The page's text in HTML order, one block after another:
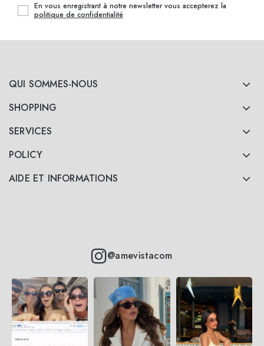
QUI SOMMES-NOUS
SHOPPING
SERVICES
POLICY
AIDE ET INFORMATIONS
@amevistacom
En vous enregistrant à notre newsletter vous accepterez la
politique de confidentialité